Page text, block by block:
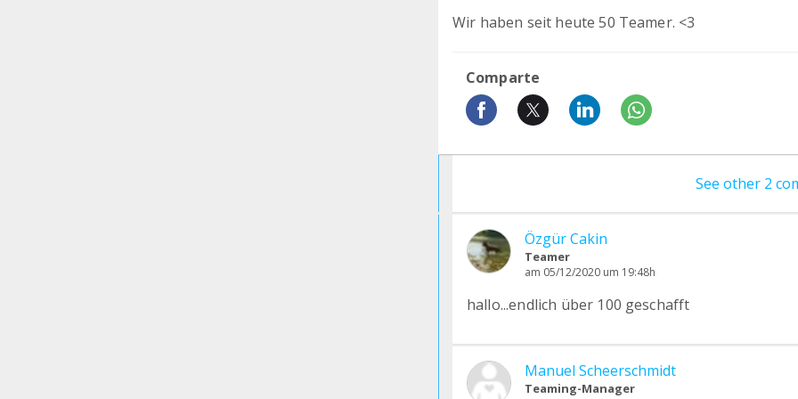
Wir haben seit heute 50 Teamer. <3
Comparte
See other 2
Özgür Cakin
Teamer
am 05/12/2020 um 19:48h
hallo...endlich über 100 geschafft
Manuel Scheerschmidt
Teaming-Manager